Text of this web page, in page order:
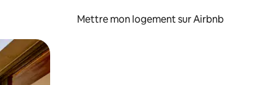
Mettre mon logement sur Airbnb